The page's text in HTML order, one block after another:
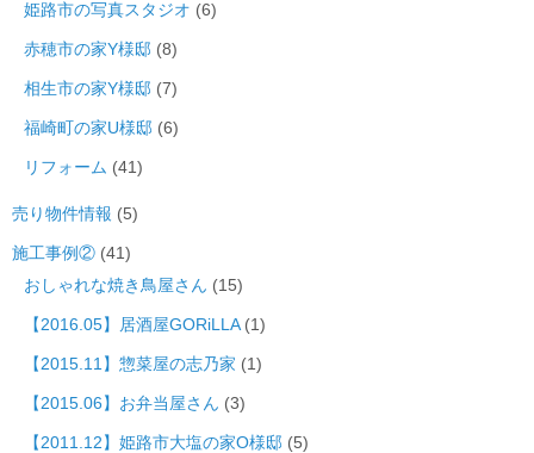
姫路市の写真スタジオ (6)
赤穂市の家Y様邸 (8)
相生市の家Y様邸 (7)
福崎町の家U様邸 (6)
リフォーム (41)
売り物件情報 (5)
施工事例② (41)
おしゃれな焼き鳥屋さん (15)
【2016.05】居酒屋GORiLLA(1)
【2015.11】惣菜屋の志乃家 (1)
【2015.06】お弁当屋さん (3)
【2011.12】姫路市大塩の家O様邸 (5)